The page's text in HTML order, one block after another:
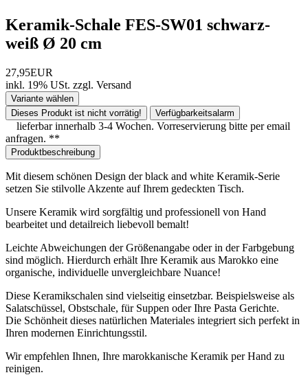
Keramik-Schale FES-SW01 schwarz-
weiß Ø 20 cm
27,95EUR
inkl. 19% USt. zzgl. Versand
Variante wählen
Dieses Produkt ist nicht vorrätig!
Verfügbarkeitsalarm
lieferbar innerhalb 3-4 Wochen. Vorreservierung bitte per email
anfragen. **
Produktbeschreibung
Mit diesem schönen Design derblack and white Keramik-Serie
setzen Sie stilvolle Akzente auf Ihrem gedeckten Tisch.
Unsere Keramik wird sorgfältig und professionell von Hand
bearbeitet und detailreich liebevoll bemalt!
Leichte Abweichungen der Größenangabe oder in der Farbgebung
sind möglich. Hierdurch erhält Ihre Keramik aus Marokko eine
organische, individuelle unvergleichbare Nuance!
Diese Keramikschalen sind vielseitig einsetzbar. Beispielsweise als
Salatschüssel, Obstschale, für Suppen oder Ihre Pasta Gerichte.
Die Schönheit dieses natürlichen Materiales integriert sich perfekt in
Ihren modernen Einrichtungsstil.
Wir empfehlen Ihnen, Ihre marokkanische Keramik per Hand zu
reinigen.